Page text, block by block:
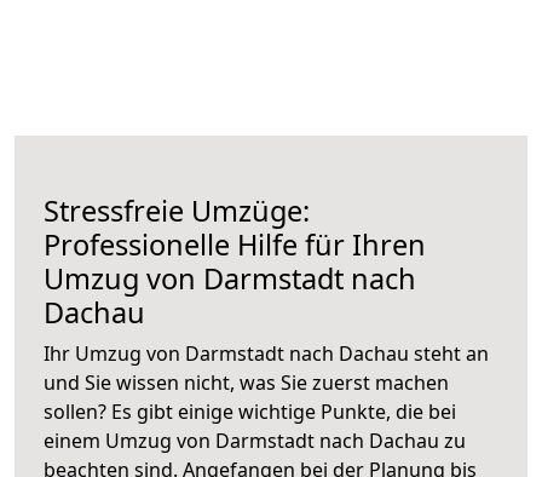
Stressfreie Umzüge:
Professionelle Hilfe für Ihren
Umzug von Darmstadt nach
Dachau
Ihr Umzug von Darmstadt nach Dachau steht an
und Sie wissen nicht, was Sie zuerst machen
sollen? Es gibt einige wichtige Punkte, die bei
einem Umzug von Darmstadt nach Dachau zu
beachten sind. Angefangen bei der Planung bis